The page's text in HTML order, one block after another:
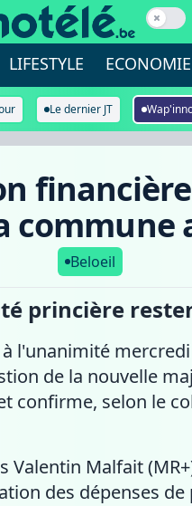
LIFESTYLE ECONOMIE
Le dernier JT
Beloeil
princière
l'unanimité
de la nouvelle
confirme, selon le
Valentin Malfait
des dépenses